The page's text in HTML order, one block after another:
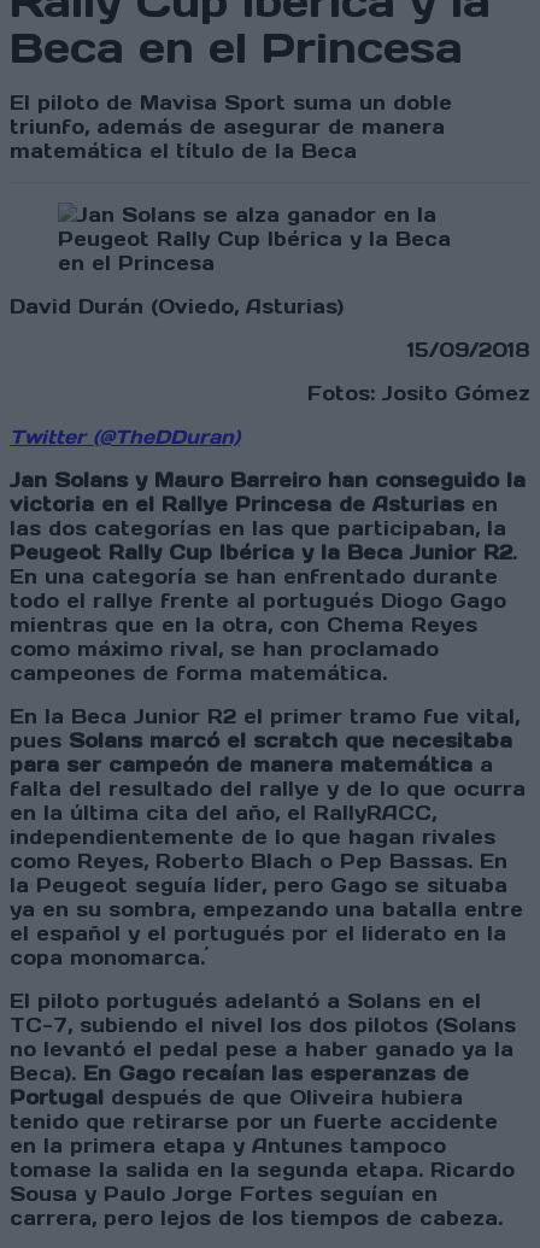
Beca en el Princesa
El piloto de Mavisa Sport suma un doble
triunfo, además de asegurar de manera
matemática el título de la Beca
David Durán (Oviedo, Asturias)
15/09/2018
Fotos: Josito Gómez
Twitter (@TheDDuran)
Jan Solans y Mauro Barreiro han conseguido la
victoria en el Rallye Princesa de Asturias en
las dos categorías en las que participaban, la
Peugeot Rally Cup Ibérica y la Beca Junior R2.
En una categoría se han enfrentado durante
todo el rallye frente al portugués Diogo Gago
mientras que en la otra, con Chema Reyes
como máximo rival, se han proclamado
campeones de forma matemática.
En la Beca Junior R2 el primer tramo fue vital,
pues Solans marcó el scratch que necesitaba
para ser campeón de manera matemática a
falta del resultado del rallye y de lo que ocurra
en la última cita del año, el RallyRACC,
independientemente de lo que hagan rivales
como Reyes, Roberto Blach o Pep Bassas. En
la Peugeot seguía líder, pero Gago se situaba
ya en su sombra, empezando una batalla entre
el español y el portugués por el liderato en la
copa monomarca.´
El piloto portugués adelantó a Solans en el
TC-7, subiendo el nivel los dos pilotos (Solans
no levantó el pedal pese a haber ganado ya la
Beca). En Gago recaían las esperanzas de
Portugal después de que Oliveira hubiera
tenido que retirarse por un fuerte accidente
en la primera etapa y Antunes tampoco
tomase la salida en la segunda etapa. Ricardo
Sousa y Paulo Jorge Fortes seguían en
carrera, pero lejos de los tiempos de cabeza.